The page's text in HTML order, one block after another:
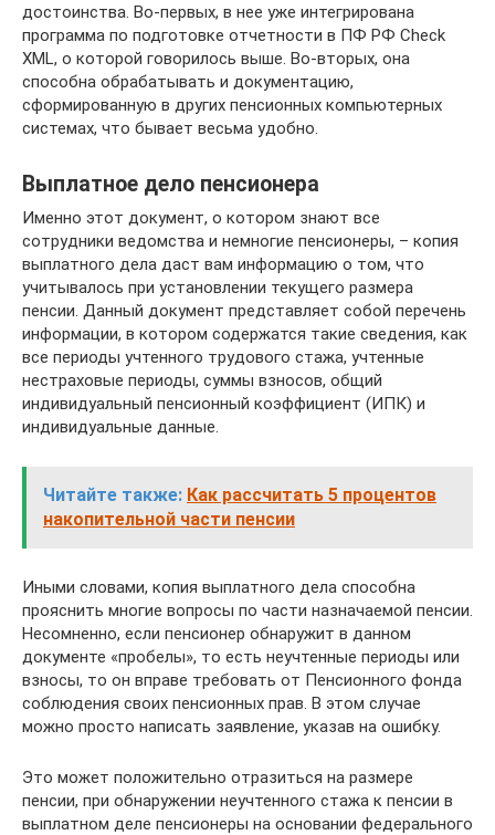
достоинства. Во-первых, в нее уже интегрирована
программа по подготовке отчетности в ПФ РФ Check
XML, о которой говорилось выше. Во-вторых, она
способна обрабатывать и документацию,
сформированную в других пенсионных компьютерных
системах, что бывает весьма удобно.
Выплатное дело пенсионера
Именно этот документ, о котором знают все
сотрудники ведомства и немногие пенсионеры, – копия
выплатного дела даст вам информацию о том, что
учитывалось при установлении текущего размера
пенсии. Данный документ представляет собой перечень
информации, в котором содержатся такие сведения, как
все периоды учтенного трудового стажа, учтенные
нестраховые периоды, суммы взносов, общий
индивидуальный пенсионный коэффициент (ИПК) и
индивидуальные данные.
Читайте также: Как рассчитать 5 процентов
накопительной части пенсии
Иными словами, копия выплатного дела способна
прояснить многие вопросы по части назначаемой пенсии.
Несомненно, если пенсионер обнаружит в данном
документе «пробелы», то есть неучтенные периоды или
взносы, то он вправе требовать от Пенсионного фонда
соблюдения своих пенсионных прав. В этом случае
можно просто написать заявление, указав на ошибку.
Это может положительно отразиться на размере
пенсии, при обнаружении неучтенного стажа к пенсии в
выплатном деле пенсионеры на основании федерального